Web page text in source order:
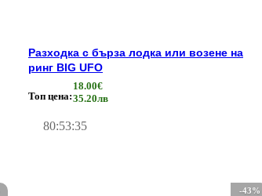
Разходка с бърза лодка или возене на
ринг BIG UFO
Топ цена:
18.00€
35.20лв
80:53:35
-43%